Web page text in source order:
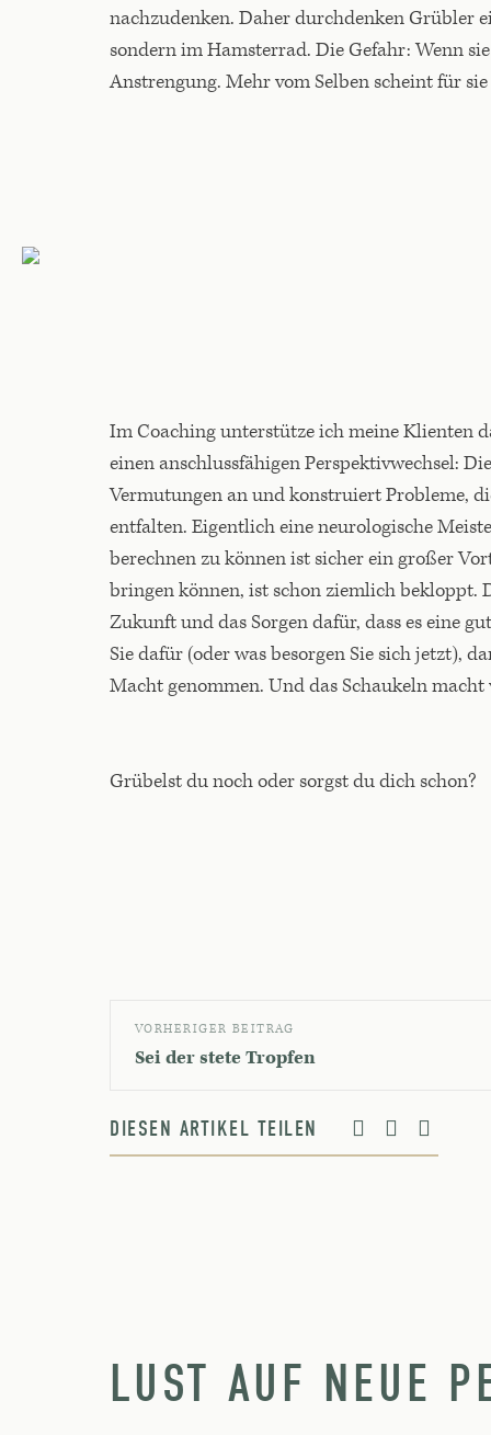
nachzudenken. Daher durchdenken Grübler
sondern im Hamsterrad. Die Gefahr: Wenn
Anstrengung. Mehr vom Selben scheint für
Im Coaching unterstütze ich meine Klienten
einen anschlussfähigen Perspektivwechsel:
Vermutungen an und konstruiert Probleme,
entfalten. Eigentlich eine neurologische
berechnen zu können ist sicher ein großer
bringen können, ist schon ziemlich bekloppt.
Zukunft und das Sorgen dafür, dass es eine
Sie dafür (oder was besorgen Sie sich jetzt),
Macht genommen. Und das Schaukeln
Grübelst du noch oder sorgst du dich schon?
VORHERIGER BEITRAG
Sei der stete Tropfen
DIESEN ARTIKEL TEILEN
LUST AUF NEUE